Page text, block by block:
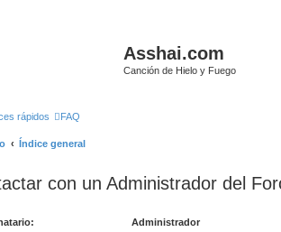
Asshai.com
Canción de Hielo y Fuego
rápidos FAQ
Índice general
con un Administrador del
Administrador